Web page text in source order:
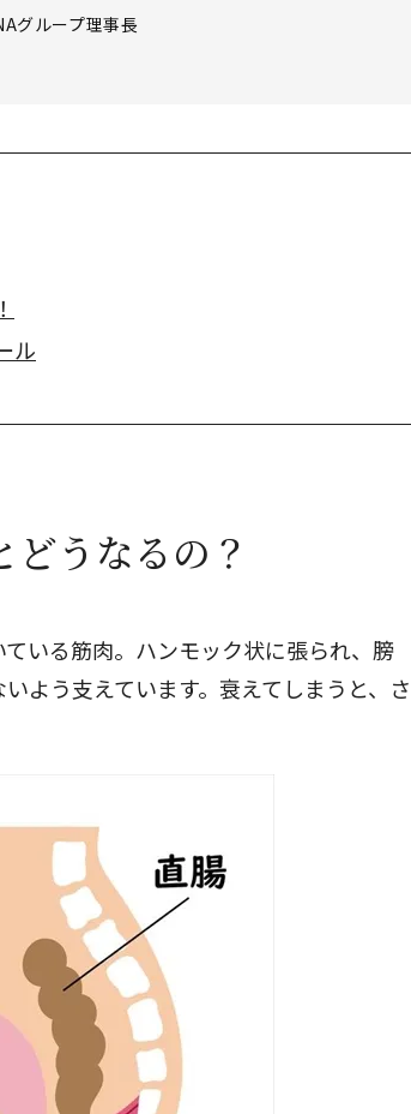
グループ理事長
ル
どうなるの？
いる筋肉。ハンモック状に張られ、膀
よう支えています。衰えてしまうと、さ